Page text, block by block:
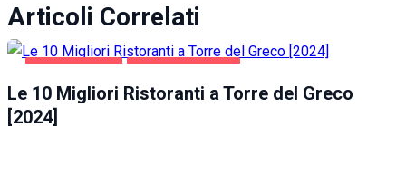
Articoli Correlati
GASTRONOMIA TORRE DEL GRECO
Le 10 Migliori Ristoranti a Torre del Greco
[2024]